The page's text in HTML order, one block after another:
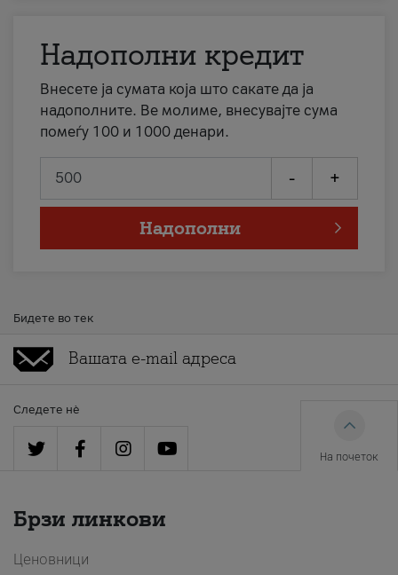
Надополни кредит
Внесете ја сумата која што сакате да ја
надополните. Ве молиме, внесувајте сума
помеѓу 100 и 1000 денари.
- +
Надополни
Бидете во тек
Следете нè
На почеток
Брзи линкови
Ценовници